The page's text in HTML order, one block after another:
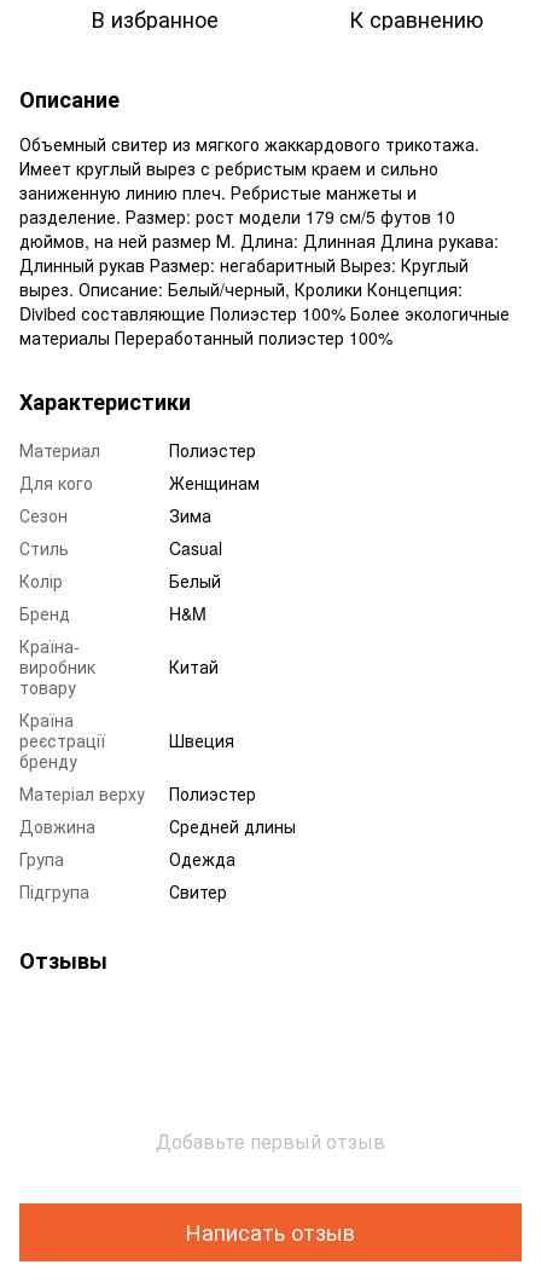
В избранное К сравнению
Описание
Объемный свитер из мягкого жаккардового трикотажа.
Имеет круглый вырез с ребристым краем и сильно
заниженную линию плеч. Ребристые манжеты и
разделение. Размер: рост модели 179 см/5 футов 10
дюймов, на ней размер М. Длина: Длинная Длина рукава:
Длинный рукав Размер: негабаритный Вырез: Круглый
вырез. Описание: Белый/черный, Кролики Концепция:
Divibed составляющие Полиэстер 100% Более экологичные
материалы Переработанный полиэстер 100%
Характеристики
Материал
Полиэстер
Для кого
Женщинам
Сезон
Зима
Стиль
Casual
Колір
Белый
Бренд
H&M
Країна-
виробник
товару
Китай
Країна
реєстрації
бренду
Швеция
Матеріал верху
Полиэстер
Довжина
Средней длины
Група
Одежда
Підгрупа
Свитер
Отзывы
Добавьте первый отзыв
Написать отзыв